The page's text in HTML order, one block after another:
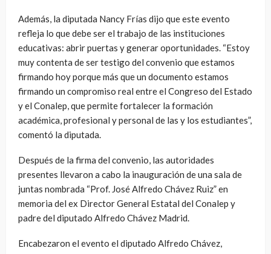
Además, la diputada Nancy Frías dijo que este evento
refleja lo que debe ser el trabajo de las instituciones
educativas: abrir puertas y generar oportunidades. “Estoy
muy contenta de ser testigo del convenio que estamos
firmando hoy porque más que un documento estamos
firmando un compromiso real entre el Congreso del Estado
y el Conalep, que permite fortalecer la formación
académica, profesional y personal de las y los estudiantes”,
comentó la diputada.
Después de la firma del convenio, las autoridades
presentes llevaron a cabo la inauguración de una sala de
juntas nombrada “Prof. José Alfredo Chávez Ruiz” en
memoria del ex Director General Estatal del Conalep y
padre del diputado Alfredo Chávez Madrid.
Encabezaron el evento el diputado Alfredo Chávez,